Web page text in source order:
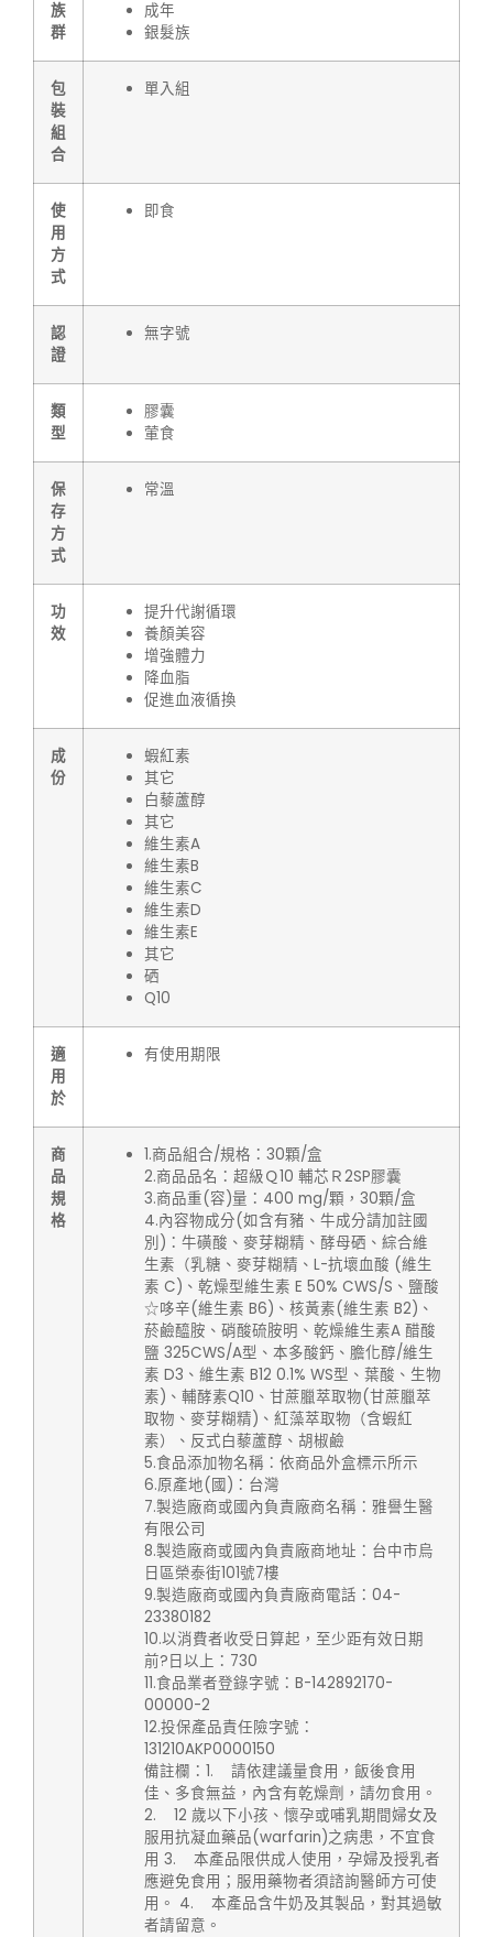
族
群
成年
銀髮族
包
裝
組
合
單入組
使
用
方
式
即食
認
證
無字號
類
型
膠囊
葷食
保
存
方
式
常溫
功
效
提升代謝循環
養顏美容
增強體力
降血脂
促進血液循換
成
份
蝦紅素
其它
白藜蘆醇
其它
維生素A
維生素B
維生素C
維生素D
維生素E
其它
硒
Q10
適
用
於
有使用期限
商
品
規
格
1.商品組合/規格：30顆/盒
2.商品品名：超級Ｑ10 輔芯Ｒ2SP膠囊
3.商品重(容)量：400 mg/顆，30顆/盒
4.內容物成分(如含有豬、牛成分請加註國
別)：牛磺酸、麥芽糊精、酵母硒、綜合維
生素（乳糖、麥芽糊精、L-抗壞血酸 (維生
素 C)、乾燥型維生素 E 50% CWS/S、鹽酸
☆哆辛(維生素 B6)、核黃素(維生素 B2)、
菸鹼醯胺、硝酸硫胺明、乾燥維生素A 醋酸
鹽 325CWS/A型、本多酸鈣、膽化醇/維生
素 D3、維生素 B12 0.1% WS型、葉酸、生物
素)、輔酵素Q10、甘蔗臘萃取物(甘蔗臘萃
取物、麥芽糊精)、紅藻萃取物（含蝦紅
素）、反式白藜蘆醇、胡椒鹼
5.食品添加物名稱：依商品外盒標示所示
6.原產地(國)：台灣
7.製造廠商或國內負責廠商名稱：雅譽生醫
有限公司
8.製造廠商或國內負責廠商地址：台中市烏
日區榮泰街101號7樓
9.製造廠商或國內負責廠商電話：04-
23380182
10.以消費者收受日算起，至少距有效日期
前?日以上：730
11.食品業者登錄字號：B-142892170-
00000-2
12.投保產品責任險字號：
131210AKP0000150
備註欄：1. 請依建議量食用，飯後食用
佳、多食無益，內含有乾燥劑，請勿食用。
2. 12 歲以下小孩、懷孕或哺乳期間婦女及
服用抗凝血藥品(warfarin)之病患，不宜食
用 3. 本產品限供成人使用，孕婦及授乳者
應避免食用；服用藥物者須諮詢醫師方可使
用。 4. 本產品含牛奶及其製品，對其過敏
者請留意。